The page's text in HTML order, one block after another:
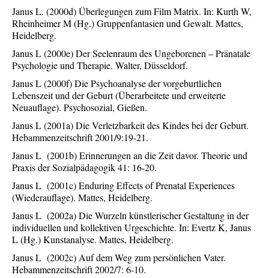
Janus L. (2000d) Überlegungen zum Film Matrix. In: Kurth W,
Rheinheimer M (Hg.) Gruppenfantasien und Gewalt. Mattes,
Heidelberg.
Janus L (2000e) Der Seelenraum des Ungeborenen – Pränatale
Psychologie und Therapie. Walter, Düsseldorf.
Janus L (2000f) Die Psychoanalyse der vorgeburtlichen
Lebenszeit und der Geburt (Überarbeitete und erweiterte
Neuauflage). Psychosozial, Gießen.
Janus L (2001a) Die Verletzbarkeit des Kindes bei der Geburt.
Hebammenzeitschrift 2001/9:19-21.
Janus L (2001b) Erinnerungen an die Zeit davor. Theorie und
Praxis der Sozialpädagogik 41: 16-20.
Janus L (2001c) Enduring Effects of Prenatal Experiences
(Wiederauflage). Mattes, Heidelberg.
Janus L (2002a) Die Wurzeln künstlerischer Gestaltung in der
individuellen und kollektiven Urgeschichte. In: Evertz K, Janus
L (Hg.) Kunstanalyse. Mattes, Heidelberg.
Janus L (2002c) Auf dem Weg zum persönlichen Vater.
Hebammenzeitschrift 2002/7: 6-10.